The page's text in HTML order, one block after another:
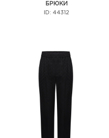
БРЮКИ
ID: 44312